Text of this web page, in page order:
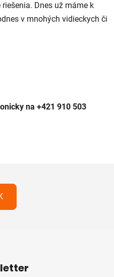
Dnes už máme k
v mnohých vidieckych či
na +421 910 503